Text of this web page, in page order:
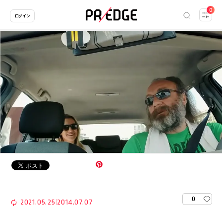
0
ログイン
2021.05.25 2014.07.07 0